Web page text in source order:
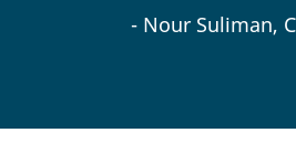
- Nour Suliman,